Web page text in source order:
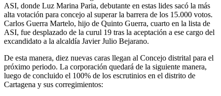
ASI, donde Luz Marina Paria, debutante en estas lides sacó la más
alta votación para concejo al superar la barrera de los 15.000 votos.
Carlos Guerra Martelo, hijo de Quinto Guerra, cuarto en la lista de
ASI, fue desplazado de la curul 19 tras la aceptación a ese cargo del
excandidato a la alcaldía Javier Julio Bejarano.
De esta manera, diez nuevas caras llegan al Concejo distrital para el
próximo periodo. La corporación quedará de la siguiente manera,
luego de concluido el 100% de los escrutinios en el distrito de
Cartagena y sus corregimientos: